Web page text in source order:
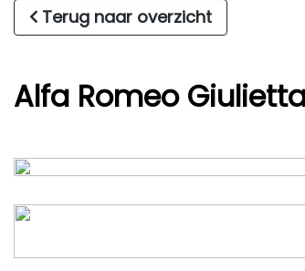
Terug naar overzicht
Alfa Romeo